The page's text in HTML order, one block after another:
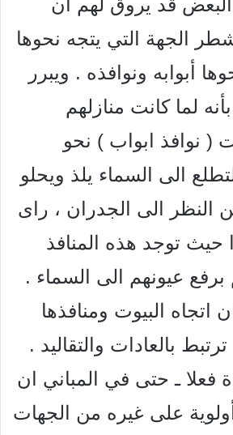
البعض قد يروق لهم أن
الجهة التي يتجه نحوها
أبوابه ونوافذه . ويبرر
لما كانت منازلهم
( نوافذ ابواب ) نحو
الى السماء يلذ ويحلو
النظر الى الجدران ، راى
حيث توجد هذه المنافذ
برفع عيونهم الى السماء .
اتجاه البيوت ومنافذها
بالعادات والتقاليد .
فعلا ـ حتى في المباني ان
على غيره من الجهات